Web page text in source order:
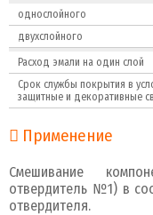
однослойного
двухслойного
Расход эмали на один слой
Срок службы покрытия в
защитные и декоративные
Применение
Смешивание
отвердитель №1) в
отвердителя.